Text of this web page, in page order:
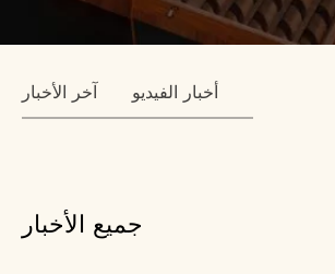
آخر الأخبار أخبار الفيديو
جميع الأخبار